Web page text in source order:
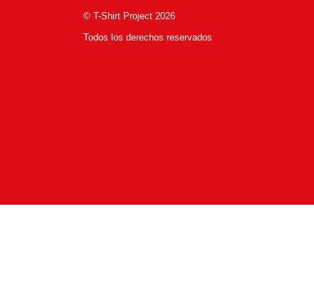
© T-Shirt Project 2026
Todos los derechos reservados